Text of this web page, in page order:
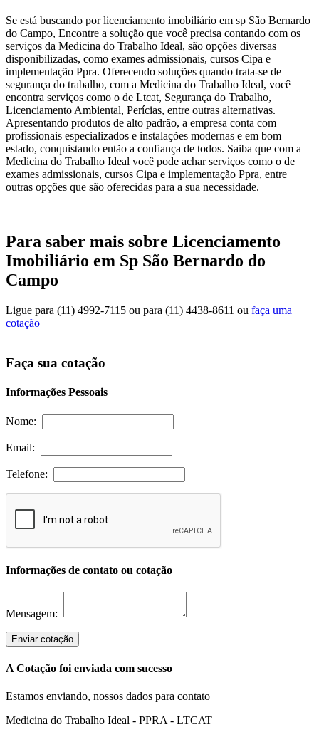
Se está buscando por licenciamento imobiliário em sp São Bernardo
do Campo, Encontre a solução que você precisa contando com os
serviços da Medicina do Trabalho Ideal, são opções diversas
disponibilizadas, como exames admissionais, cursos Cipa e
implementação Ppra. Oferecendo soluções quando trata-se de
segurança do trabalho, com a Medicina do Trabalho Ideal, você
encontra serviços como o de Ltcat, Segurança do Trabalho,
Licenciamento Ambiental, Perícias, entre outras alternativas.
Apresentando produtos de alto padrão, a empresa conta com
profissionais especializados e instalações modernas e em bom
estado, conquistando então a confiança de todos. Saiba que com a
Medicina do Trabalho Ideal você pode achar serviços como o de
exames admissionais, cursos Cipa e implementação Ppra, entre
outras opções que são oferecidas para a sua necessidade.
Para saber mais sobre Licenciamento
Imobiliário em Sp São Bernardo do
Campo
Ligue para (11) 4992-7115 ou para (11) 4438-8611 ou faça uma
cotação
Faça sua cotação
Informações Pessoais
Nome:
Email:
Telefone:
Informações de contato ou cotação
Mensagem:
Enviar cotação
A Cotação foi enviada com sucesso
Estamos enviando, nossos dados para contato
Medicina do Trabalho Ideal - PPRA - LTCAT